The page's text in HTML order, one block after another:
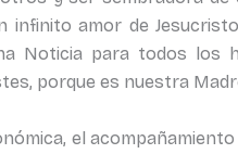
infinito amor de
Noticia para todos
porque es nuestra
el acompañamiento y